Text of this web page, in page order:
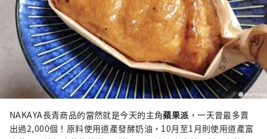
NAKAYA長青商品的當然就是今天的主角蘋果派 ，一天曾最多賣
出過2,000個！原料使用道產發酵奶油，10月至1月則使用道產富